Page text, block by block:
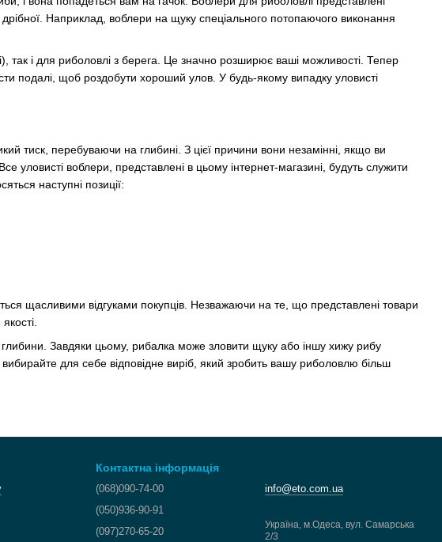
Наприклад, воблери на щуку спеціального потопаючого виконання
так і для риболовлі з берега. Це значно розширює ваші можливості. Тепер
подалі, щоб роздобути хороший улов. У будь-якому випадку уловисті
тиск, перебуваючи на глибині. З цієї причини вони незамінні, якщо ви
уловисті воблери, представлені в цьому інтернет-магазині, будуть служити
наступні позиції:
щасливими відгуками покупців. Незважаючи на те, що представлені товари
Завдяки цьому, рибалка може зловити щуку або іншу хижу рибу
вибирайте для себе відповідне виріб, який зробить вашу риболовлю більш
Контактна інформація
(068)090-74-00
(050)936-90-91
(097)270-65-20
info@eto.com.ua
Україна, м.Одеса, вул. Самарська
2/3